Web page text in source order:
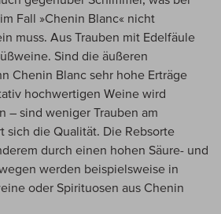
Fall »Chenin Blanc« nicht
muss. Aus Trauben mit Edelfäule
Sind die äußeren
Chenin Blanc sehr hohe Erträge
hochwertigen Weine wird
– sind weniger Trauben am
sich die Qualität. Die Rebsorte
durch einen hohen Säure- und
werden beispielsweise in
oder Spirituosen aus Chenin